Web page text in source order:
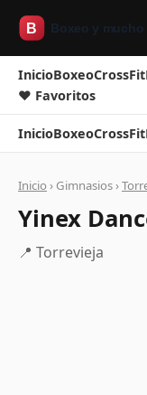
InicioBoxeoCrossFit
❤ Favoritos
InicioBoxeoCrossFit
Inicio › Gimnasios ›
Yinex
📍 Torrevieja